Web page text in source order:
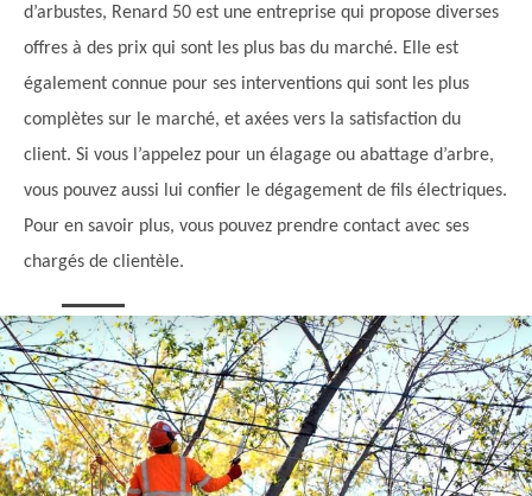
d’arbustes, Renard 50 est une entreprise qui propose diverses
offres à des prix qui sont les plus bas du marché. Elle est
également connue pour ses interventions qui sont les plus
complètes sur le marché, et axées vers la satisfaction du
client. Si vous l’appelez pour un élagage ou abattage d’arbre,
vous pouvez aussi lui confier le dégagement de fils électriques.
Pour en savoir plus, vous pouvez prendre contact avec ses
chargés de clientèle.